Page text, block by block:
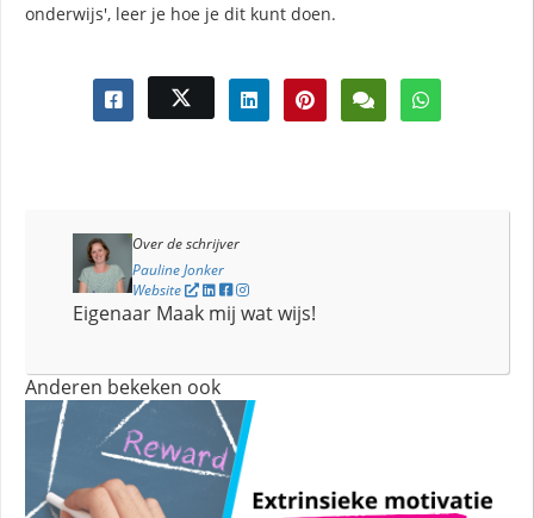
onderwijs', leer je hoe je dit kunt doen.
Over de schrijver
Pauline Jonker
Website
Eigenaar Maak mij wat wijs!
Anderen bekeken ook